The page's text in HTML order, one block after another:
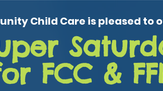
Child Care is pleased to
FCC &